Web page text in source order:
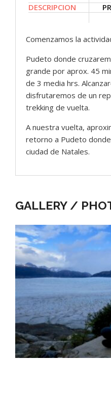
DESCRIPCION
Comenzamos la
Pudeto donde
grande por aprox. 45
de 3 media hrs.
disfrutaremos de un
trekking de vuelta.
A nuestra vuelta,
retorno a Pudeto
ciudad de Natales.
GALLERY /